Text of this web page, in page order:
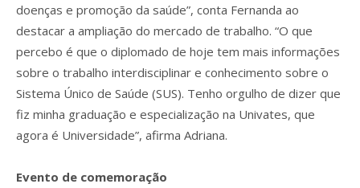
doenças e promoção da saúde”, conta Fernanda ao
destacar a ampliação do mercado de trabalho. “O que
percebo é que o diplomado de hoje tem mais informações
sobre o trabalho interdisciplinar e conhecimento sobre o
Sistema Único de Saúde (SUS). Tenho orgulho de dizer que
fiz minha graduação e especialização na Univates, que
agora é Universidade”, afirma Adriana.
Evento de comemoração